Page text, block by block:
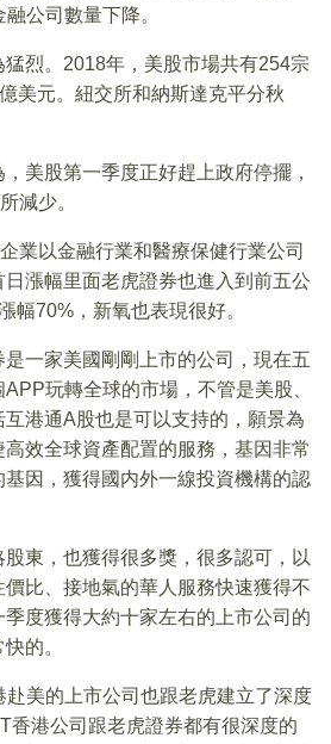
公司數量下降。
烈。2018年，美股市場共有254宗
美元。紐交所和納斯達克平分秋
美股第一季度正好趕上政府停擺，
減少。
業以金融行業和醫療保健行業公司
漲幅里面老虎證券也進入到前五公
幅70%，新氧也表現很好。
一家美國剛剛上市的公司，現在五
玩轉全球的市場，不管是美股、
港通A股也是可以支持的，願景為
效全球資產配置的服務，基因非常
因，獲得國内外一線投資機構的認
東，也獲得很多獎，很多認可，以
比、接地氣的華人服務快速獲得不
度獲得大約十家左右的上市公司的
的。
美的上市公司也跟老虎建立了深度
香港公司跟老虎證券都有很深度的